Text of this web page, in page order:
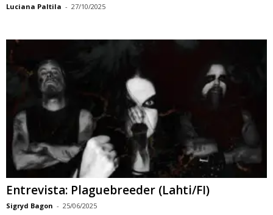
Luciana Paltila - 27/10/2025
Entrevista: Plaguebreeder (Lahti/FI)
Sigryd Bagon - 25/06/2025